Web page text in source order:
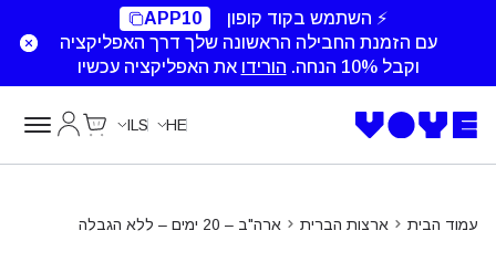
⚡ השתמש בקוד קופון
APP10
עם הזמנת החבילה הראשונה שלך דרך האפליקציה
וקבל 10% הנחה.
הורידו את האפליקציה עכשיו
HE
ILS
עמוד הבית ארצות הברית ארה"ב – 20 ימים – ללא הגבלה